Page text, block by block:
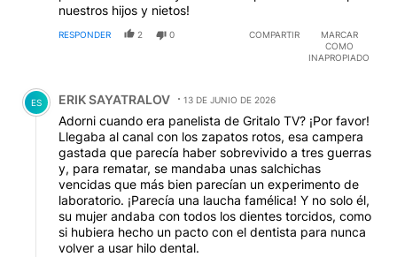
nuestros hijos y nietos!
RESPONDER 2 0 COMPARTIR
MARCAR
COMO
INAPROPIADO
Comentario de ERIK SAYATRALOV.
ES ERIK SAYATRALOV 13 DE JUNIO DE 2026
Adorni cuando era panelista de Gritalo TV? ¡Por favor!
Llegaba al canal con los zapatos rotos, esa campera
gastada que parecía haber sobrevivido a tres guerras
y, para rematar, se mandaba unas salchichas
vencidas que más bien parecían un experimento de
laboratorio. ¡Parecía una laucha famélica! Y no solo él,
su mujer andaba con todos los dientes torcidos, como
si hubiera hecho un pacto con el dentista para nunca
volver a usar hilo dental.